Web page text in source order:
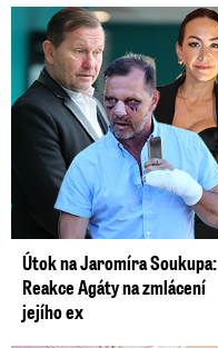
Útok na Jaromíra Soukupa:
Reakce Agáty na zmlácení
jejího ex